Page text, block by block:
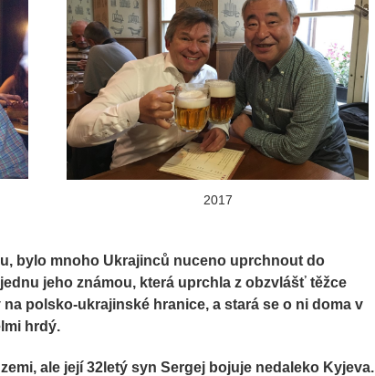
2017
bylo mnoho Ukrajinců nuceno uprchnout do
jeho známou, která uprchla z obzvlášť těžce
polsko-ukrajinské hranice, a stará se o ni doma v
hrdý.
ale její 32letý syn Sergej bojuje nedaleko Kyjeva.